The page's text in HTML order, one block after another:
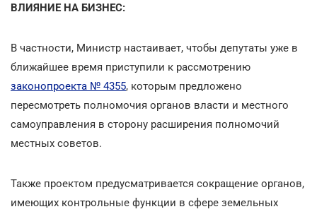
ВЛИЯНИЕ НА БИЗНЕС:
В частности, Министр настаивает, чтобы депутаты уже в
ближайшее время приступили к рассмотрению
законопроекта № 4355, которым предложено
пересмотреть полномочия органов власти и местного
самоуправления в сторону расширения полномочий
местных советов.
Также проектом предусматривается сокращение органов,
имеющих контрольные функции в сфере земельных